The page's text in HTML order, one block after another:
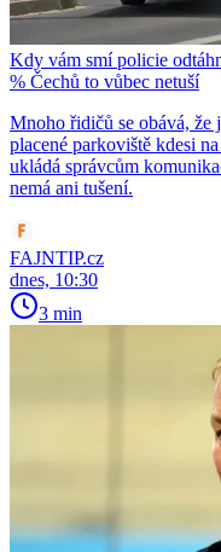
Kdy vám smí policie
% Čechů to vůbec netuší
Mnoho řidičů se obává,
placené parkoviště kdesi
ukládá správcům
nemá ani tušení.
FAJNTIP.cz
dnes, 10:30
3 min